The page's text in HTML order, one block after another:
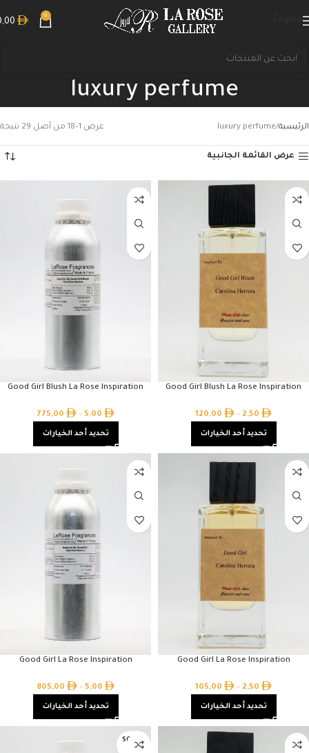
0
luxury perfume
الرئيسية luxury perfume عرض 1–18 من أصل 29 نتيجة
عرض القائمة الجانبية
Good Girl Blush La Rose Inspiration
2,50
–
120,00
تحديد أحد الخيارات
Good Girl Blush La Rose Inspiration
5,00
–
775,00
تحديد أحد الخيارات
Good Girl La Rose Inspiration
2,50
–
105,00
تحديد أحد الخيارات
Good Girl La Rose Inspiration
5,00
–
805,00
تحديد أحد الخيارات
SOLD O
UT